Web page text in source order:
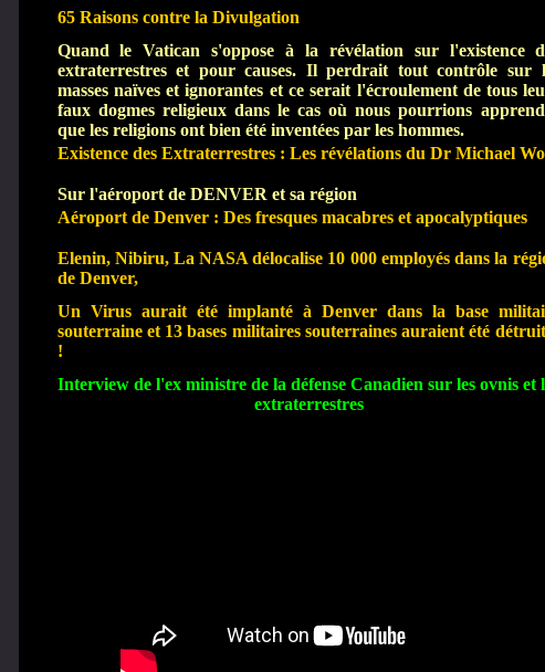
65 Raisons contre la Divulgation
Quand le Vatican s'oppose à la révélation sur l'existence
extraterrestres et pour causes. Il perdrait tout contrôle sur
masses naïves et ignorantes et ce serait l'écroulement de tous
faux dogmes religieux dans le cas où nous pourrions
que les religions ont bien été inventées par les hommes.
Existence des Extraterrestres : Les révélations du Dr Michael
Sur l'aéroport de DENVER et sa région
Aéroport de Denver : Des fresques macabres et apocalyptiques
Elenin, Nibiru, La NASA délocalise 10 000 employés dans la
de Denver,
Un Virus aurait été implanté à Denver dans la base
souterraine et 13 bases militaires souterraines auraient été
!
Interview de l'ex ministre de la défense Canadien sur les ovnis et
extraterrestres